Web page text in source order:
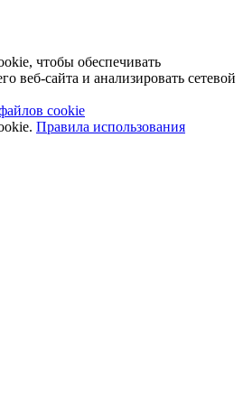
чтобы обеспечивать
веб-сайта и анализировать сетевой
cookie
Правила использования